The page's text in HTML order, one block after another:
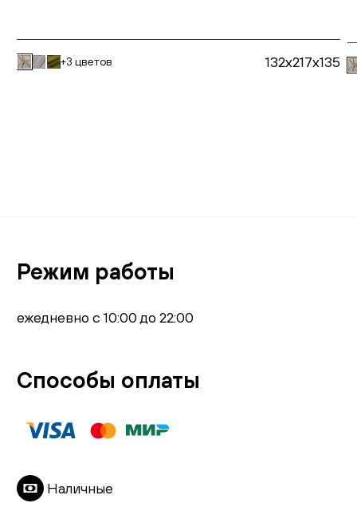
+3 цветов
132x217x135
Режим работы
ежедневно с 10:00 до 22:00
Способы оплаты
Наличные